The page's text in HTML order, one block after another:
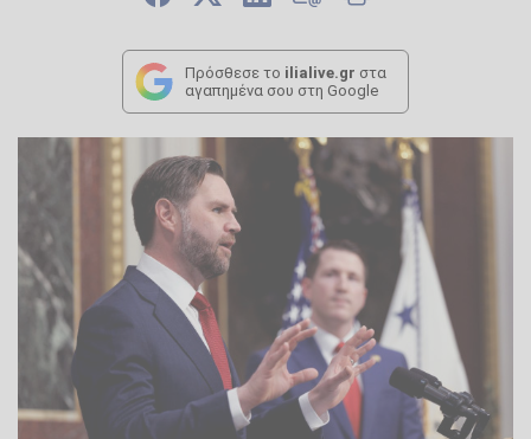
Πρόσθεσε το ilialive.gr στα
αγαπημένα σου στη Google